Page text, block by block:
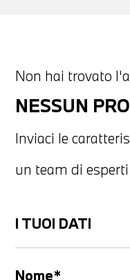
Non hai trovato
NESSUN
Inviaci le
un team di
I TUOI DATI
Nome*